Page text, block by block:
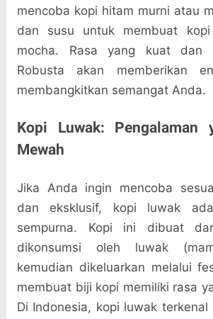
mencoba kopi hitam murni atau
dan susu untuk membuat
mocha. Rasa yang kuat dan
Robusta akan memberikan
membangkitkan semangat Anda.
Kopi Luwak: Pengalaman
Mewah
Jika Anda ingin mencoba
dan eksklusif, kopi luwak
sempurna. Kopi ini dibuat
dikonsumsi oleh luwak
kemudian dikeluarkan melalui
membuat biji kopi memiliki rasa
Di Indonesia, kopi luwak terkenal